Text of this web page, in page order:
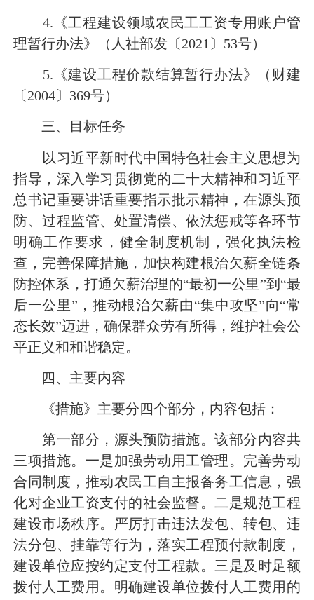
4.《工程建设领域农民工工资专用账户管
理暂行办法》（人社部发〔2021〕53号）
5.《建设工程价款结算暂行办法》（财建
〔2004〕369号）
三、目标任务
以习近平新时代中国特色社会主义思想为
指导，深入学习贯彻党的二十大精神和习近平
总书记重要讲话重要指示批示精神，在源头预
防、过程监管、处置清偿、依法惩戒等各环节
明确工作要求，健全制度机制，强化执法检
查，完善保障措施，加快构建根治欠薪全链条
防控体系，打通欠薪治理的“最初一公里”到“最
后一公里”，推动根治欠薪由“集中攻坚”向“常
态长效”迈进，确保群众劳有所得，维护社会公
平正义和和谐稳定。
四、主要内容
《措施》主要分四个部分，内容包括：
第一部分，源头预防措施。该部分内容共
三项措施。一是加强劳动用工管理。完善劳动
合同制度，推动农民工自主报备务工信息，强
化对企业工资支付的社会监督。二是规范工程
建设市场秩序。严厉打击违法发包、转包、违
法分包、挂靠等行为，落实工程预付款制度，
建设单位应按约定支付工程款。三是及时足额
拨付人工费用。明确建设单位拨付人工费用的